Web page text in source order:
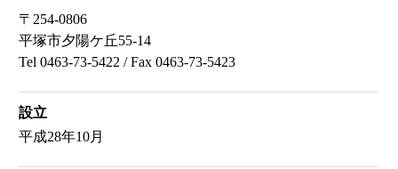
〒254-0806
平塚市夕陽ケ丘55-14
Tel 0463-73-5422 / Fax 0463-73-5423
設立
平成28年10月